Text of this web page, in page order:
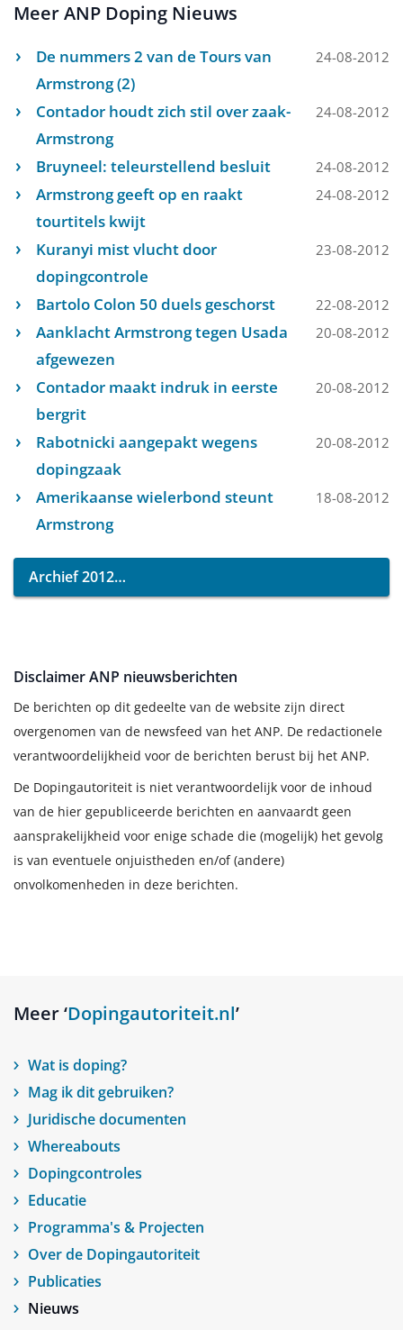
Meer ANP Doping Nieuws
De nummers 2 van de Tours van
Armstrong (2)
24-08-2012
Contador houdt zich stil over zaak-
Armstrong
24-08-2012
Bruyneel: teleurstellend besluit 24-08-2012
Armstrong geeft op en raakt
tourtitels kwijt
24-08-2012
Kuranyi mist vlucht door
dopingcontrole
23-08-2012
Bartolo Colon 50 duels geschorst 22-08-2012
Aanklacht Armstrong tegen Usada
afgewezen
20-08-2012
Contador maakt indruk in eerste
bergrit
20-08-2012
Rabotnicki aangepakt wegens
dopingzaak
20-08-2012
Amerikaanse wielerbond steunt
Armstrong
18-08-2012
Archief 2012
Disclaimer ANP nieuwsberichten
De berichten op dit gedeelte van de website zijn direct
overgenomen van de newsfeed van het ANP. De redactionele
verantwoordelijkheid voor de berichten berust bij het ANP.
De Dopingautoriteit is niet verantwoordelijk voor de inhoud
van de hier gepubliceerde berichten en aanvaardt geen
aansprakelijkheid voor enige schade die (mogelijk) het gevolg
is van eventuele onjuistheden en/of (andere)
onvolkomenheden in deze berichten.
Meer ‘Dopingautoriteit.nl’
Wat is doping?
Mag ik dit gebruiken?
Juridische documenten
Whereabouts
Dopingcontroles
Educatie
Programma's & Projecten
Over de Dopingautoriteit
Publicaties
Nieuws